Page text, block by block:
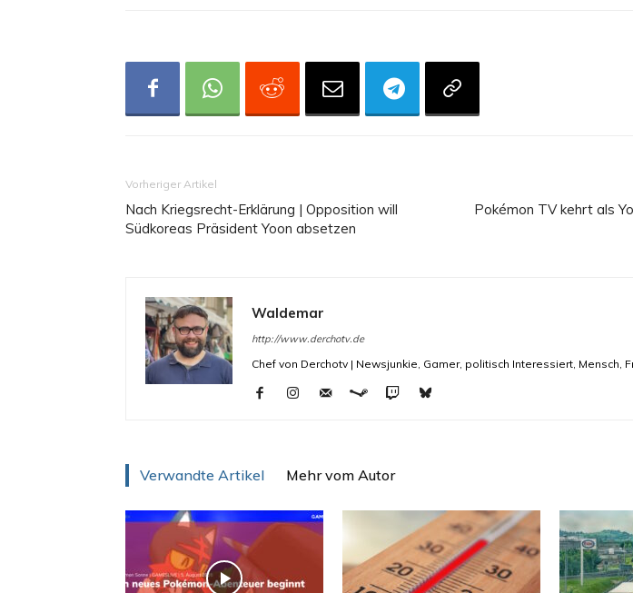
Vorheriger Artikel
Nach Kriegsrecht-Erklärung | Opposition will
Südkoreas Präsident Yoon absetzen
Pokémon TV kehrt als
Waldemar
http://www.derchotv.de
Chef von Derchotv | Newsjunkie, Gamer, politisch Interessiert, Mensch,
Verwandte Artikel Mehr vom Autor